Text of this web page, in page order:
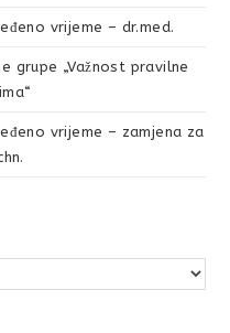
vrijeme – dr.med.
grupe „Važnost pravilne
vrijeme – zamjena za